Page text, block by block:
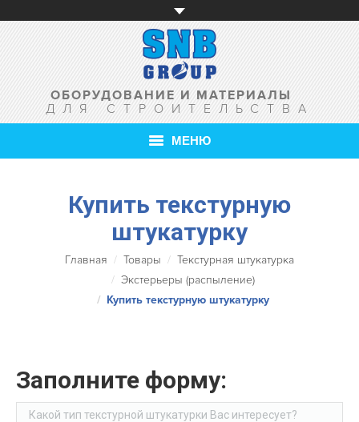
ОБОРУДОВАНИЕ И МАТЕРИАЛЫ
ДЛЯ СТРОИТЕЛЬСТВА
МЕНЮ
О КОМПАНИИ
ТОВАРЫ
КОНТАКТЫ
Купить текстурную
штукатурку
Вы здесь:Главная Товары
Текстурная штукатурка
Экстерьеры (распыление)
Купить текстурную штукатурку
Заполните форму: